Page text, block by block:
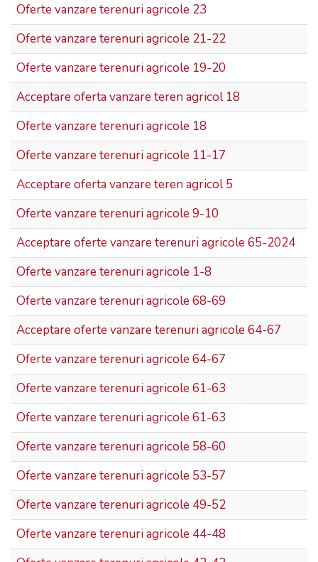
Oferte vanzare terenuri agricole 23
Oferte vanzare terenuri agricole 21-22
Oferte vanzare terenuri agricole 19-20
Acceptare oferta vanzare teren agricol 18
Oferte vanzare terenuri agricole 18
Oferte vanzare terenuri agricole 11-17
Acceptare oferta vanzare teren agricol 5
Oferte vanzare terenuri agricole 9-10
Acceptare oferte vanzare terenuri agricole 65-2024
Oferte vanzare terenuri agricole 1-8
Oferte vanzare terenuri agricole 68-69
Acceptare oferte vanzare terenuri agricole 64-67
Oferte vanzare terenuri agricole 64-67
Oferte vanzare terenuri agricole 61-63
Oferte vanzare terenuri agricole 61-63
Oferte vanzare terenuri agricole 58-60
Oferte vanzare terenuri agricole 53-57
Oferte vanzare terenuri agricole 49-52
Oferte vanzare terenuri agricole 44-48